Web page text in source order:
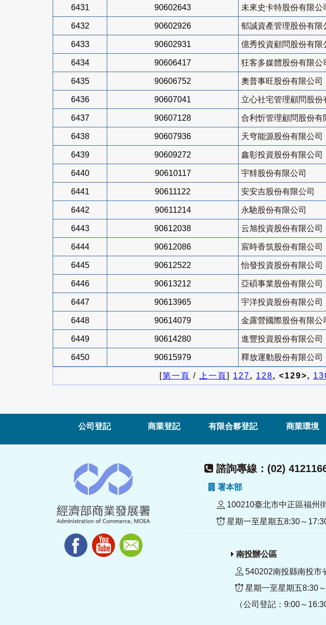
6431 90602643 未來史卡特股份有限公
6432 90602926 郁誠資產管理股份有限
6433 90602931 億秀投資顧問股份有限
6434 90606417 狂客多媒體股份有限公
6435 90606752 奧普事旺股份有限公司
6436 90607041 立心社宅管理顧問股份
6437 90607128 合利忻管理顧問股份有
6438 90607936 天穹能源股份有限公司
6439 90609272 鑫彰投資股份有限公司
6440 90610117 宇馡股份有限公司
6441 90611122 安安吉股份有限公司
6442 90611214 永馳股份有限公司
6443 90612038 云旭投資股份有限公司
6444 90612086 宸時香筑股份有限公司
6445 90612522 怡發投資股份有限公司
6446 90613212 亞碩事業股份有限公司
6447 90613965 宇洋投資股份有限公司
6448 90614079 金露營國際股份有限公
6449 90614280 進豐投資股份有限公司
6450 90615979 釋放運動股份有限公司
[第一頁 / 上一頁] 127, 128, <129>,
公司登記 商業登記 有限合夥登記 商業環境
諮詢專線：(02)
署本部
100210臺北市中正區福州
星期一至星期五8:30～
南投辦公區
540202南投縣南投市
星期一至星期五8:30
（公司登記：9:00～